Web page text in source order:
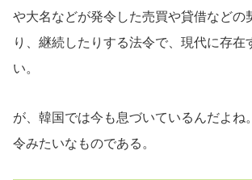
や大名などが発令した売買や貸借などの
り、継続したりする法令で、現代に存在
い。
が、韓国では今も息づいているんだよね
令みたいなものである。